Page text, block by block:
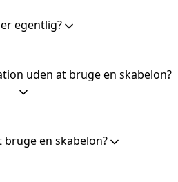
egentlig?
uden at bruge en skabelon?
bruge en skabelon?